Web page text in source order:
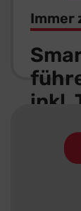
inkl.
Immer